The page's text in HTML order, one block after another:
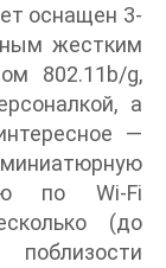
оснащен 3-
жестким
802.11b/g,
а
—
по Wi-Fi
(до